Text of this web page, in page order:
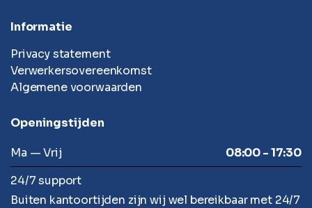
Informatie
Privacy statement
Verwerkersovereenkomst
Algemene voorwaarden
Openingstijden
Ma — Vrij
08:00 - 17:30
24/7 support
Buiten kantoortijden zijn wij wel bereikbaar met 24/7